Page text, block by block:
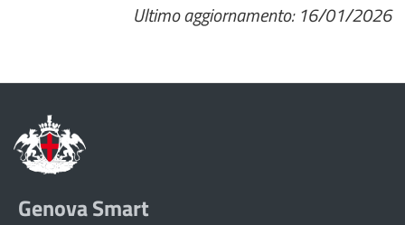
Ultimo aggiornamento: 16/01/2026
Genova Smart